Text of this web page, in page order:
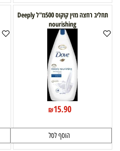
תחליב רחצה מזין קוקוס 500מ"ל Deeply
nourishing
₪15.90
הוסף לסל